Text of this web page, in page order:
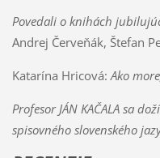
Povedali o knihách
Andrej Červeňák, Štefan
Katarína Hricová: Ako
Profesor JÁN KAČALA sa
spisovného slovenského